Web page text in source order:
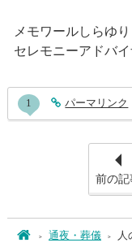
メモワールしらゆり
セレモニーアドバ
entry876コメント
1 entry876
パーマリンク
前の記
ホーム
通夜・葬儀 人